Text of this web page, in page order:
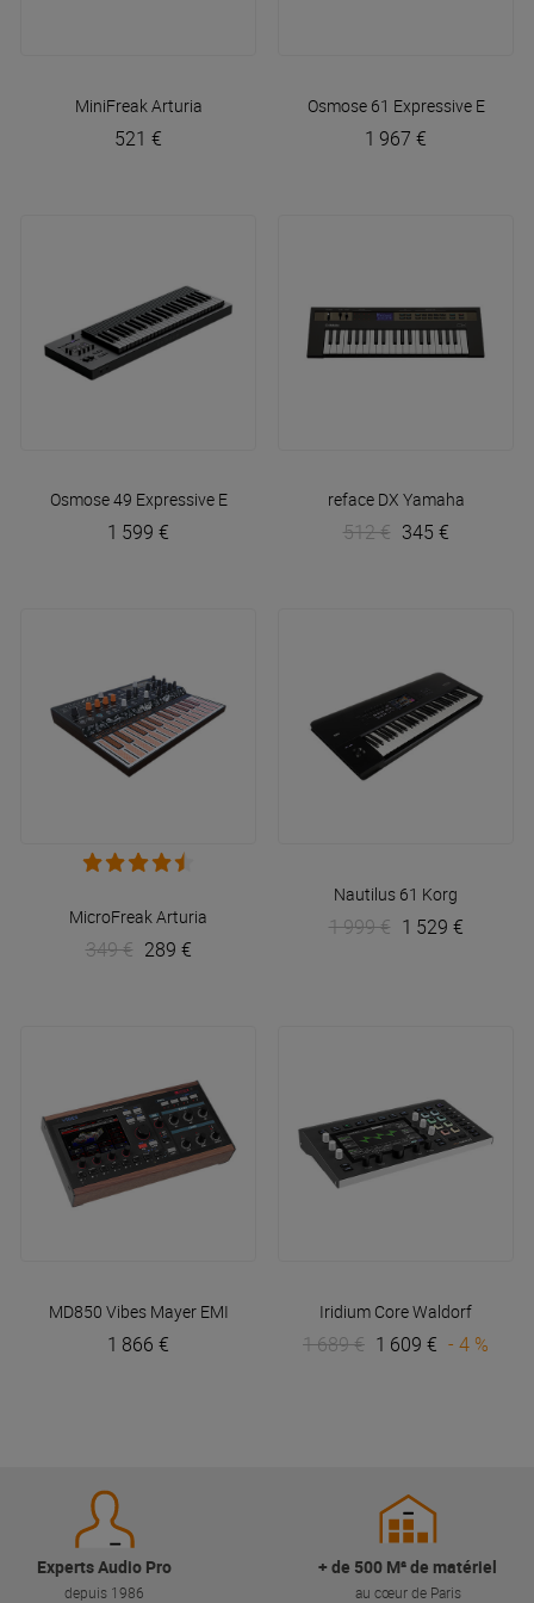
MiniFreak Arturia
521 €
Osmose 61 Expressive E
1 967 €
Osmose 49 Expressive E
1 599 €
reface DX Yamaha
512 € 345 €
MicroFreakArturia
349 € 289 €
Nautilus 61 Korg
1 999 € 1 529 €
MD850 Vibes Mayer EMI
1 866 €
Iridium CoreWaldorf
1 689 € 1 609 € - 4 %
Experts Audio Pro
depuis 1986
+ de 500 M² de matériel
au cœur de Paris